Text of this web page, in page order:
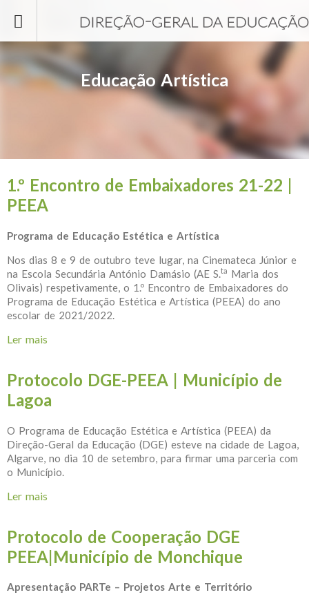
Educação Artística
1.º Encontro de Embaixadores 21-22 |
PEEA
Programa de Educação Estética e Artística
Nos dias 8 e 9 de outubro teve lugar, na Cinemateca Júnior e
na Escola Secundária António Damásio (AE S.ta Maria dos
Olivais) respetivamente, o 1.º Encontro de Embaixadores do
Programa de Educação Estética e Artística (PEEA) do ano
escolar de 2021/2022.
Ler mais
Protocolo DGE-PEEA | Município de
Lagoa
O Programa de Educação Estética e Artística (PEEA) da
Direção-Geral da Educação (DGE) esteve na cidade de Lagoa,
Algarve, no dia 10 de setembro, para firmar uma parceria com
o Município.
Ler mais
Protocolo de Cooperação DGE
PEEA|Município de Monchique
Apresentação PARTe – Projetos Arte e Território